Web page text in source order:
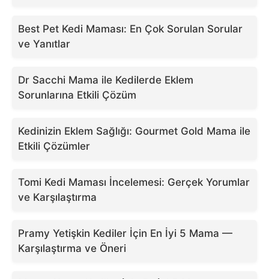
Best Pet Kedi Maması: En Çok Sorulan Sorular
ve Yanıtlar
Dr Sacchi Mama ile Kedilerde Eklem
Sorunlarına Etkili Çözüm
Kedinizin Eklem Sağlığı: Gourmet Gold Mama ile
Etkili Çözümler
Tomi Kedi Maması İncelemesi: Gerçek Yorumlar
ve Karşılaştırma
Pramy Yetişkin Kediler İçin En İyi 5 Mama —
Karşılaştırma ve Öneri